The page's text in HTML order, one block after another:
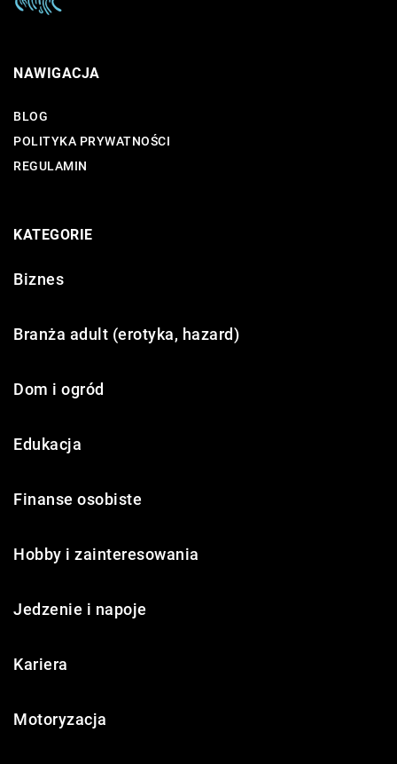
NAWIGACJA
BLOG
POLITYKA PRYWATNOŚCI
REGULAMIN
KATEGORIE
Biznes
Branża adult (erotyka, hazard)
Dom i ogród
Edukacja
Finanse osobiste
Hobby i zainteresowania
Jedzenie i napoje
Kariera
Motoryzacja